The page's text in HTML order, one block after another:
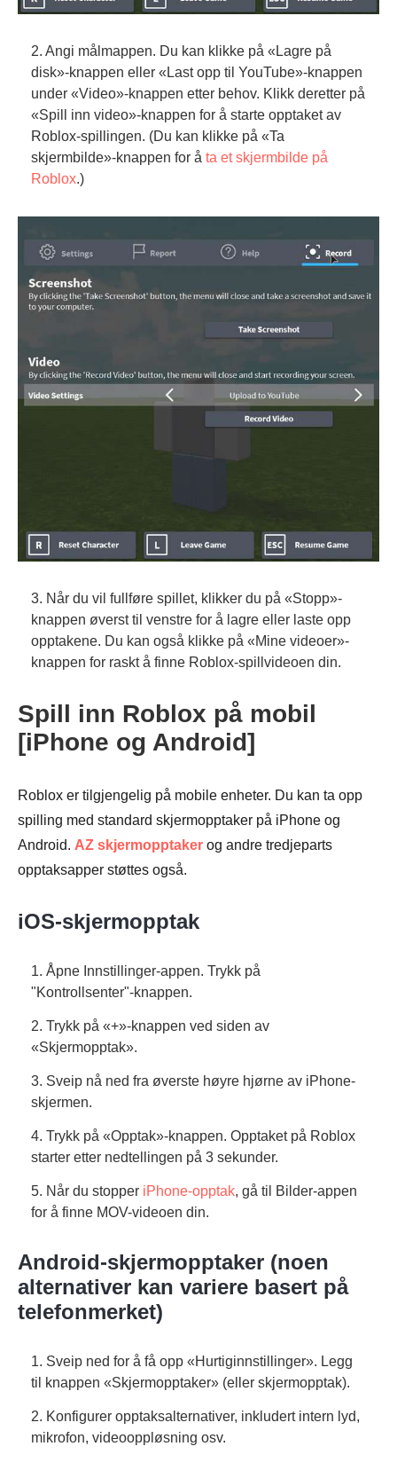
2. Angi målmappen. Du kan klikke på «Lagre på
disk»-knappen eller «Last opp til YouTube»-knappen
under «Video»-knappen etter behov. Klikk deretter på
«Spill inn video»-knappen for å starte opptaket av
Roblox-spillingen. (Du kan klikke på «Ta
skjermbilde»-knappen for å ta et skjermbilde på
Roblox.)
3. Når du vil fullføre spillet, klikker du på «Stopp»-
knappen øverst til venstre for å lagre eller laste opp
opptakene. Du kan også klikke på «Mine videoer»-
knappen for raskt å finne Roblox-spillvideoen din.
Spill inn Roblox på mobil
[iPhone og Android]
Roblox er tilgjengelig på mobile enheter. Du kan ta opp
spilling med standard skjermopptaker på iPhone og
Android. AZ skjermopptaker og andre tredjeparts
opptaksapper støttes også.
iOS-skjermopptak
1. Åpne Innstillinger-appen. Trykk på
"Kontrollsenter"-knappen.
2. Trykk på «+»-knappen ved siden av
«Skjermopptak».
3. Sveip nå ned fra øverste høyre hjørne av iPhone-
skjermen.
4. Trykk på «Opptak»-knappen. Opptaket på Roblox
starter etter nedtellingen på 3 sekunder.
5. Når du stopper iPhone-opptak, gå til Bilder-appen
for å finne MOV-videoen din.
Android-skjermopptaker (noen
alternativer kan variere basert på
telefonmerket)
1. Sveip ned for å få opp «Hurtiginnstillinger». Legg
til knappen «Skjermopptaker» (eller skjermopptak).
2. Konfigurer opptaksalternativer, inkludert intern lyd,
mikrofon, videooppløsning osv.